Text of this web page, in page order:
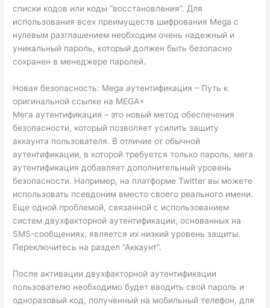
списки кодов или коды “восстановления”. Для
использования всех преимуществ шифрования Mega с
нулевым разглашением необходим очень надежный и
уникальный пароль, который должен быть безопасно
сохранен в менеджере паролей.
Новая безопасность: Mega аутентификация – Путь к
оригинальной ссылке на MEGA+
Мега аутентификация – это новый метод обеспечения
безопасности, который позволяет усилить защиту
аккаунта пользователя. В отличие от обычной
аутентификации, в которой требуется только пароль, мега
аутентификация добавляет дополнительный уровень
безопасности. Например, на платформе Twitter вы можете
использовать псевдоним вместо своего реального имени.
Еще одной проблемой, связанной с использованием
систем двухфакторной аутентификации, основанных на
SMS-сообщениях, является их низкий уровень защиты.
Переключитесь на раздел “Аккаунт”.
После активации двухфакторной аутентификации
пользователю необходимо будет вводить свой пароль и
одноразовый код, полученный на мобильный телефон, для